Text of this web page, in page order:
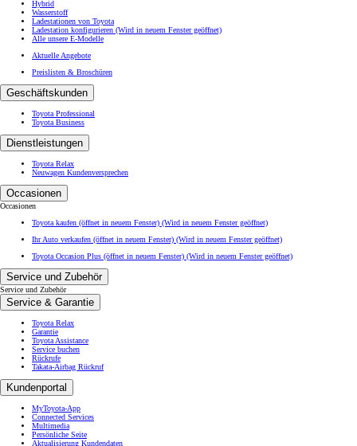
Hybrid
Wasserstoff
Ladestationen von Toyota
Ladestation konfigurieren (Wird in neuem Fenster geöffnet)
Alle unsere E-Modelle
Aktuelle Angebote
Preislisten & Broschüren
Geschäftskunden
Toyota Professional
Toyota Business
Dienstleistungen
Toyota Relax
Neuwagen Kundenversprechen
Occasionen
Occasionen
Toyota kaufen (öffnet in neuem Fenster) (Wird in neuem Fenster geöffnet)
Ihr Auto verkaufen (öffnet in neuem Fenster) (Wird in neuem Fenster geöffnet)
Toyota Occasion Plus (öffnet in neuem Fenster) (Wird in neuem Fenster geöffnet)
Service und Zubehör
Service und Zubehör
Service & Garantie
Toyota Relax
Garantie
Toyota Assistance
Service buchen
Rückrufe
Takata-Airbag Rückruf
Kundenportal
MyToyota-App
Connected Services
Multimedia
Persönliche Seite
Aktualisierung Kundendaten